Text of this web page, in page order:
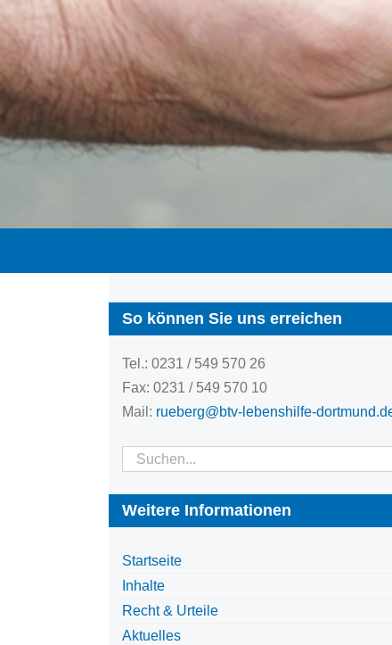
So können Sie uns erreichen
Tel.: 0231 / 549 570 26
Fax: 0231 / 549 570 10
Mail: rueberg@btv-lebenshilfe-
Suche
Weitere Informationen
Startseite
Inhalte
Recht & Urteile
Aktuelles